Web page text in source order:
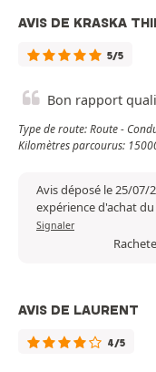
AVIS DE KRASKA
5/5
Bon rapport
Type de route: Route -
Kilomètres parcourus:
Avis déposé le 25/07/
expérience d'achat
Signaler
AVIS DE LAURENT
4/5